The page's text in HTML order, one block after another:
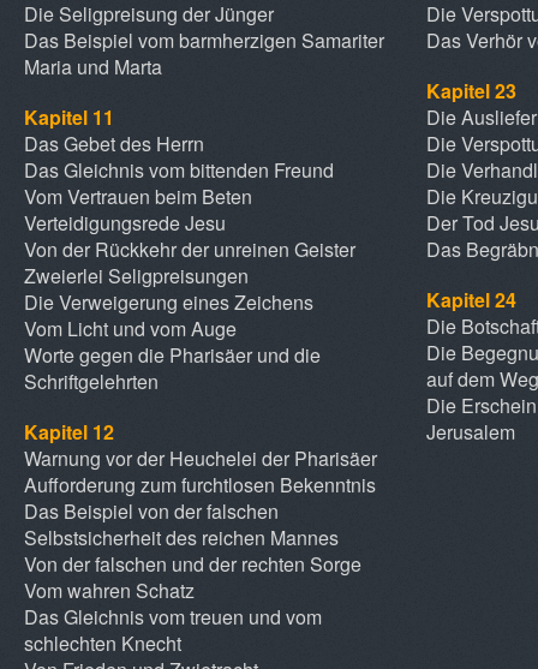
Die Seligpreisung der Jünger
Das Beispiel vom barmherzigen Samariter
Maria und Marta
Kapitel 11
Das Gebet des Herrn
Das Gleichnis vom bittenden Freund
Vom Vertrauen beim Beten
Verteidigungsrede Jesu
Von der Rückkehr der unreinen Geister
Zweierlei Seligpreisungen
Die Verweigerung eines Zeichens
Vom Licht und vom Auge
Worte gegen die Pharisäer und die
Schriftgelehrten
Kapitel 12
Warnung vor der Heuchelei der Pharisäer
Aufforderung zum furchtlosen Bekenntnis
Das Beispiel von der falschen
Selbstsicherheit des reichen Mannes
Von der falschen und der rechten Sorge
Vom wahren Schatz
Das Gleichnis vom treuen und vom
schlechten Knecht
Die
Das Verhör
Kapitel 23
Die
Die
Die
Die
Der Tod
Das
Kapitel 24
Die
Die
auf dem
Die
Jerusalem